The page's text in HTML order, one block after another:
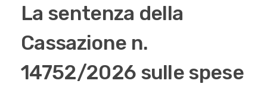
La sentenza della
Cassazione n.
14752/2026 sulle spese